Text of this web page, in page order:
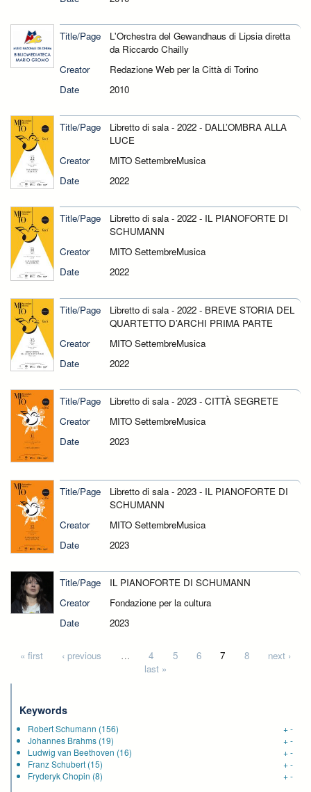
Title/Page
L'Orchestra del Gewandhaus di Lipsia diretta
da Riccardo Chailly
Creator
Redazione Web per la Città di Torino
Date
2010
Title/Page
Libretto di sala - 2022 - DALL’OMBRA ALLA
LUCE
Creator
MITO SettembreMusica
Date
2022
Title/Page
Libretto di sala - 2022 - IL PIANOFORTE DI
SCHUMANN
Creator
MITO SettembreMusica
Date
2022
Title/Page
Libretto di sala - 2022 - BREVE STORIA DEL
QUARTETTO D’ARCHI PRIMA PARTE
Creator
MITO SettembreMusica
Date
2022
Title/Page
Libretto di sala - 2023 - CITTÀ SEGRETE
Creator
MITO SettembreMusica
Date
2023
Title/Page
Libretto di sala - 2023 - IL PIANOFORTE DI
SCHUMANN
Creator
MITO SettembreMusica
Date
2023
Title/Page
IL PIANOFORTE DI SCHUMANN
Creator
Fondazione per la cultura
Date
2023
Pages
« first ‹ previous … 4 5 6 7 8
next ›
last »
Keywords
Robert Schumann (156) +-
Johannes Brahms (19) +-
Ludwig van Beethoven (16) +-
Franz Schubert (15) +-
Fryderyk Chopin (8) +-